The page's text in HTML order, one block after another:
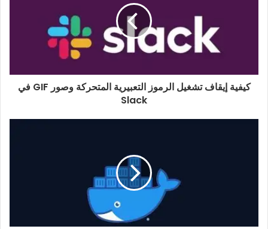
كيفية إيقاف تشغيل الرموز التعبيرية المتحركة وصور GIF في
Slack